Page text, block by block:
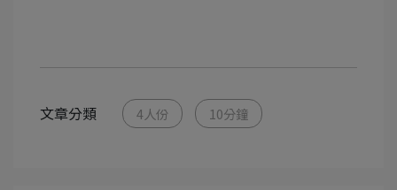
文章分類 4人份 10分鐘